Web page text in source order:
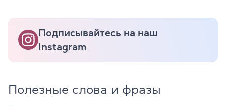
Подписывайтесь на наш
Instagram
Полезные слова и фразы